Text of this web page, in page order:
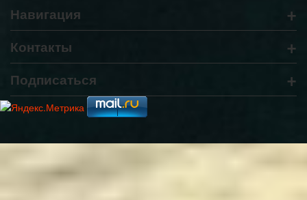
Навигация +
Контакты +
Подписаться +